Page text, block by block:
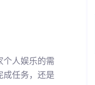
个人娱乐的需
成任务，还是